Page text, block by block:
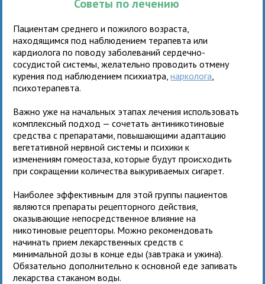
Советы по лечению
Пациентам среднего и пожилого возраста,
находящимся под наблюдением терапевта или
кардиолога по поводу заболеваний сердечно-
сосудистой системы, желательно проводить отмену
курения под наблюдением психиатра,нарколога
психотерапевта.
Важно уже на начальных этапах лечения использовать
комплексный подход — сочетать антиникотиновые
средства с препаратами, повышающими адаптацию
вегетативной нервной системы и психики к
изменениям гомеостаза, которые будут происходить
при сокращении количества выкуриваемых сигарет.
Наиболее эффективным для этой группы пациентов
являются препараты рецепторного действия,
оказывающие непосредственное влияние на
никотиновые рецепторы. Можно рекомендовать
начинать прием лекарственных средств с
минимальной дозы в конце еды (завтрака и ужина).
Обязательно дополнительно к основной еде запивать
лекарства стаканом воды.